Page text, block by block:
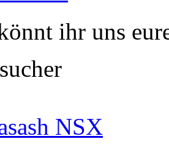
ihr uns
NSX